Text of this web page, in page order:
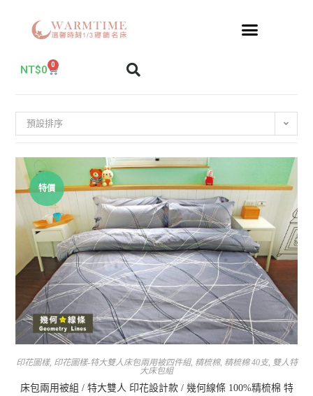
NT$0 0
預設排序
特價
印花圖樣, 印花圖樣-特大雙人床包兩用被四件組, 精梳棉, 精梳棉 40支, 雙人特
大床包組
床包兩用被組 / 特大雙人 印花設計款 / 幾何線條 100%精梳棉 特